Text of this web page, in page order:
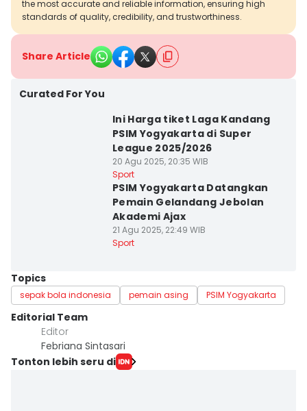
the most accurate and reliable information, ensuring high
standards of quality, credibility, and trustworthiness.
Share Article
Curated For You
Ini Harga tiket Laga Kandang
PSIM Yogyakarta di Super
League 2025/2026
20 Agu 2025, 20:35 WIB
Sport
PSIM Yogyakarta Datangkan
Pemain Gelandang Jebolan
Akademi Ajax
21 Agu 2025, 22:49 WIB
Sport
Topics
sepak bola indonesia pemain asing PSIM Yogyakarta
Editorial Team
Editor
Febriana Sintasari
Tonton lebih seru di